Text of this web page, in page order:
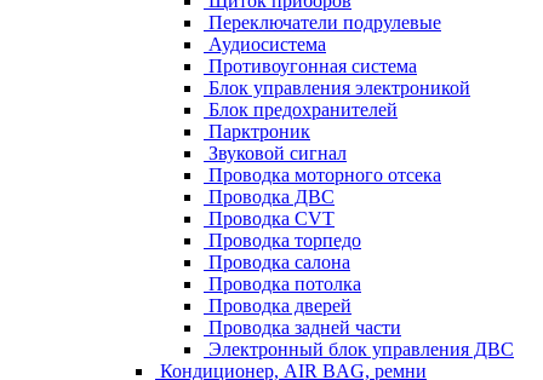
Переключатели подрулевые
Аудиосистема
Противоугонная система
Блок управления электроникой
Блок предохранителей
Парктроник
Звуковой сигнал
Проводка моторного отсека
Проводка ДВС
Проводка CVT
Проводка торпедо
Проводка салона
Проводка потолка
Проводка дверей
Проводка задней части
Электронный блок управления ДВС
Кондиционер, AIR BAG, ремни